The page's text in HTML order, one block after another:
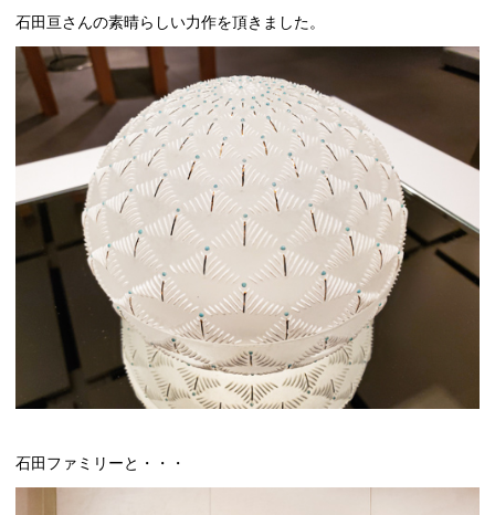
石田亘さんの素晴らしい力作を頂きました。
石田ファミリーと・・・